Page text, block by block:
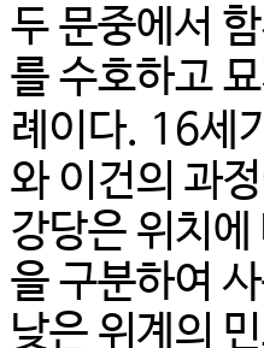
두 문중에서
를 수호하고
례이다. 16세
와 이건의 과
강당은 위치
을 구분하여
낮은 위계의